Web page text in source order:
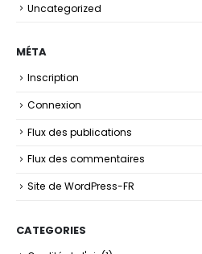
Uncategorized
MÉTA
Inscription
Connexion
Flux des publications
Flux des commentaires
Site de WordPress-FR
CATEGORIES